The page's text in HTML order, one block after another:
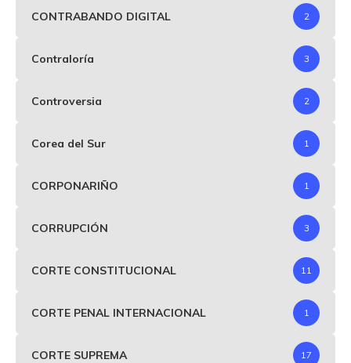
CONTRABANDO DIGITAL 2
Contraloría 3
Controversia 2
Corea del Sur 1
CORPONARIÑO 1
CORRUPCIÓN 3
CORTE CONSTITUCIONAL 11
CORTE PENAL INTERNACIONAL 1
CORTE SUPREMA 17